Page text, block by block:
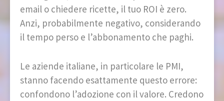
email o chiedere ricette, il tuo ROI è zero.
Anzi, probabilmente negativo, considerando
il tempo perso e l’abbonamento che paghi.
Le aziende italiane, in particolare le PMI,
stanno facendo esattamente questo errore:
confondono l’adozione con il valore. Credono